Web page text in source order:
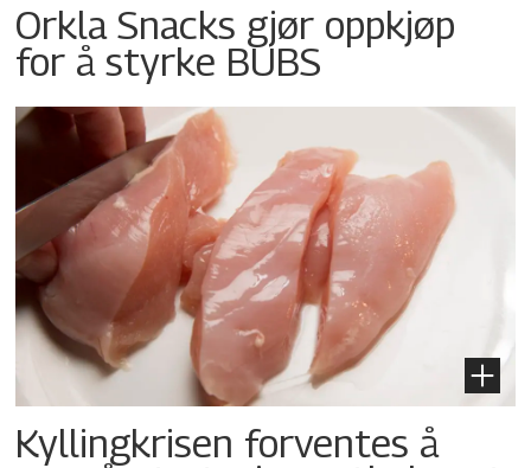
Orkla Snacks gjør oppkjøp
for å styrke BUBS
Kyllingkrisen forventes å